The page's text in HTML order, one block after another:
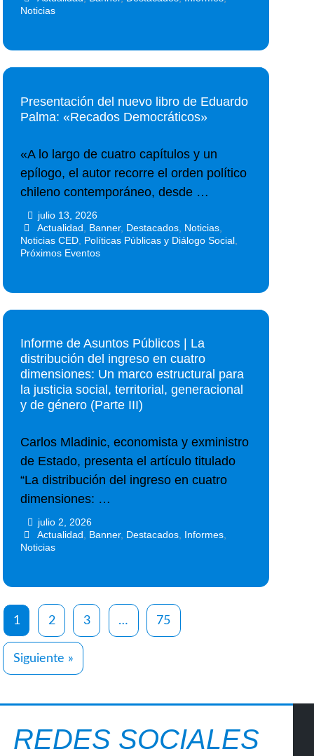
Noticias
Presentación del nuevo libro de Eduardo
Palma: «Recados Democráticos»
«A lo largo de cuatro capítulos y un
epílogo, el autor recorre el orden político
chileno contemporáneo, desde …
julio 13, 2026
Actualidad Banner, Destacados, Noticias,
Noticias CED Políticas Públicas y Diálogo Social
Próximos Eventos
Informe de Asuntos Públicos | La
distribución del ingreso en cuatro
dimensiones: Un marco estructural para
la justicia social, territorial, generacional
y de género (Parte III)
Carlos Mladinic, economista y exministro
de Estado, presenta el artículo titulado
“La distribución del ingreso en cuatro
dimensiones: …
julio 2, 2026
Actualidad Banner, Destacados, Informes,
Noticias
1 2 3 … 75
Siguiente »
REDES SOCIALES